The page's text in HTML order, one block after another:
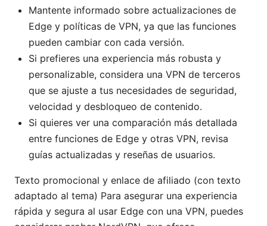
Mantente informado sobre actualizaciones de
Edge y políticas de VPN, ya que las funciones
pueden cambiar con cada versión.
Si prefieres una experiencia más robusta y
personalizable, considera una VPN de terceros
que se ajuste a tus necesidades de seguridad,
velocidad y desbloqueo de contenido.
Si quieres ver una comparación más detallada
entre funciones de Edge y otras VPN, revisa
guías actualizadas y reseñas de usuarios.
Texto promocional y enlace de afiliado (con texto
adaptado al tema) Para asegurar una experiencia
rápida y segura al usar Edge con una VPN, puedes